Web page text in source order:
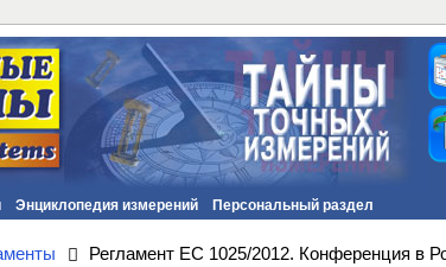
Энциклопедия измерений Персональный раздел
Регламент ЕС 1025/2012. Конференция в